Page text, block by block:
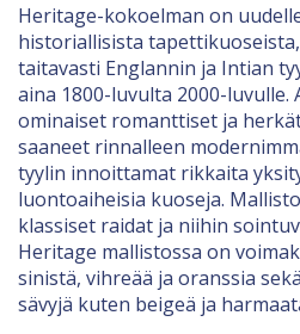
Heritage-kokoelman on
historiallisista
taitavasti Englannin ja Intian
aina 1800-luvulta 2000-luvulle.
ominaiset romanttiset ja
saaneet rinnalleen
tyylin innoittamat rikkaita
luontoaiheisia kuoseja.
klassiset raidat ja niihin
Heritage mallistossa on
sinistä, vihreää ja oranssia
sävyjä kuten beigeä ja